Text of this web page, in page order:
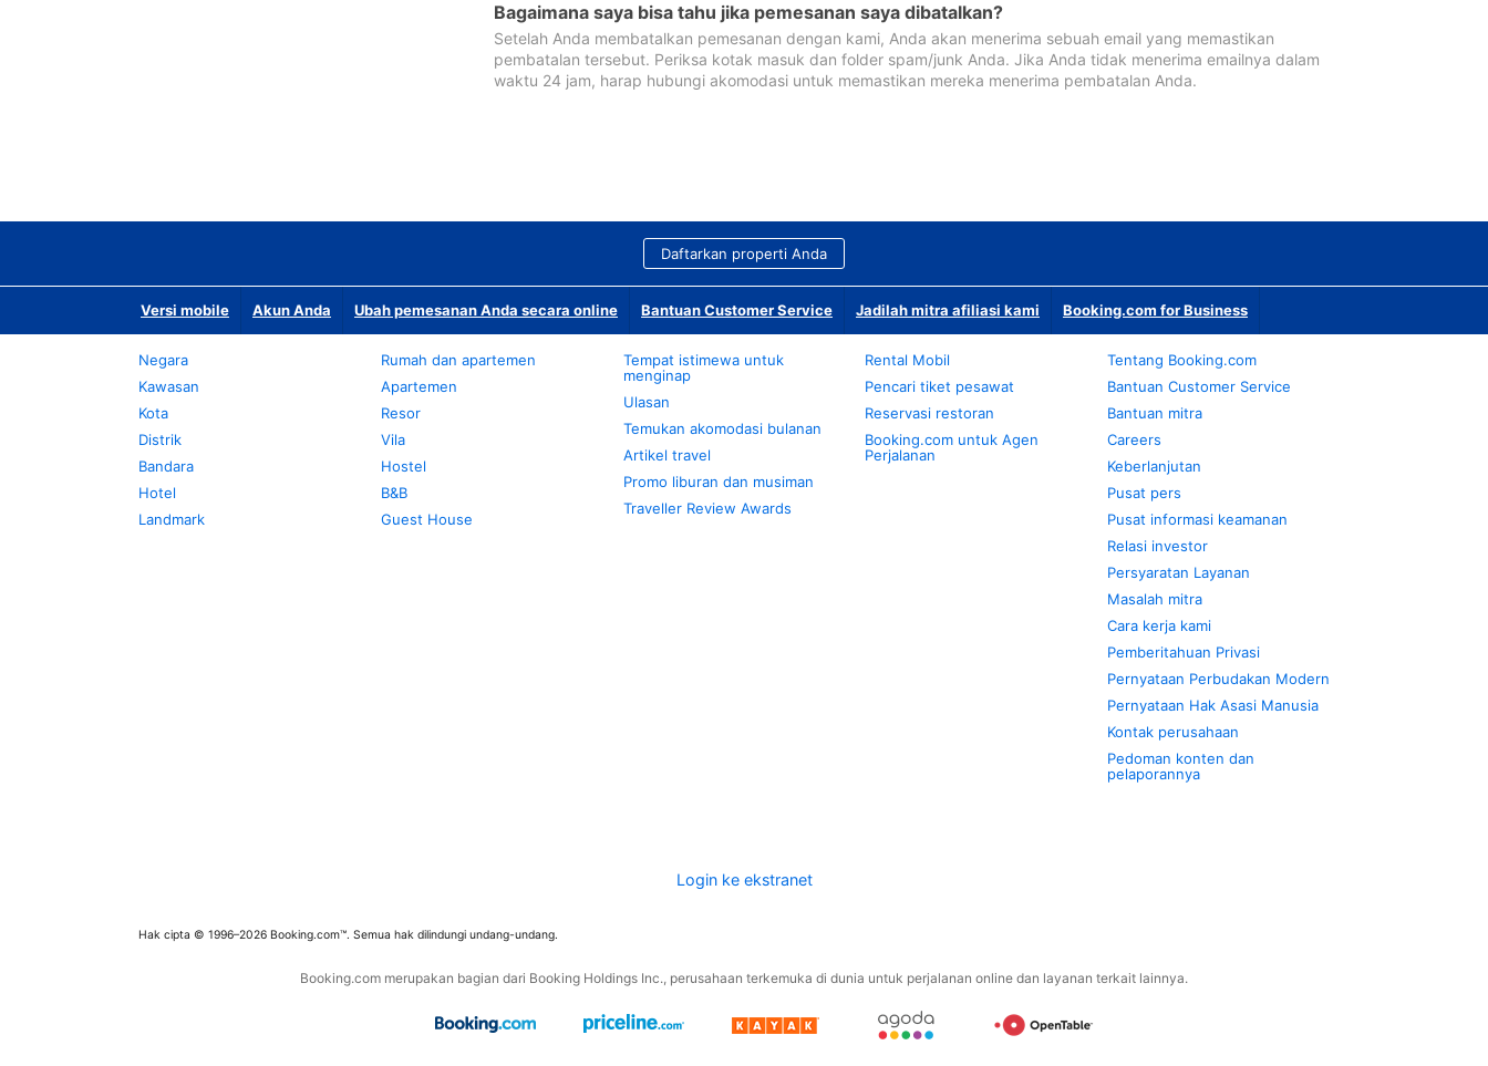
Bagaimana saya bisa tahu jika pemesanan saya dibatalkan?
Setelah Anda membatalkan pemesanan dengan kami, Anda akan menerima sebuah email yang memastikan
pembatalan tersebut. Periksa kotak masuk dan folder spam/junk Anda. Jika Anda tidak menerima emailnya dalam
waktu 24 jam, harap hubungi akomodasi untuk memastikan mereka menerima pembatalan Anda.
Daftarkan properti Anda
Versi mobile Akun Anda Ubah pemesanan Anda secara online Bantuan Customer Service Jadilah mitra afiliasi kami Booking.com for Business
Negara
Kawasan
Kota
Distrik
Bandara
Hotel
Landmark
Rumah dan apartemen
Apartemen
Resor
Vila
Hostel
B&B
Guest House
Tempat istimewa untuk
menginap
Ulasan
Temukan akomodasi bulanan
Artikel travel
Promo liburan dan musiman
Traveller Review Awards
Rental Mobil
Pencari tiket pesawat
Reservasi restoran
Booking.com untuk Agen
Perjalanan
Tentang Booking.com
Bantuan Customer Service
Bantuan mitra
Careers
Keberlanjutan
Pusat pers
Pusat informasi keamanan
Relasi investor
Persyaratan Layanan
Masalah mitra
Cara kerja kami
Pemberitahuan Privasi
Pernyataan Perbudakan Modern
Pernyataan Hak Asasi Manusia
Kontak perusahaan
Pedoman konten dan
pelaporannya
Login ke ekstranet
Hak cipta © 1996–2026 Booking.com™. Semua hak dilindungi undang-undang.
Booking.com merupakan bagian dari Booking Holdings Inc., perusahaan terkemuka di dunia untuk perjalanan online dan layanan terkait lainnya.